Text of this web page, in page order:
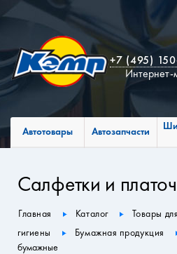
+7 (495)
Интернет-
Автотовары Автозапчасти
Салфетки и
Главная Каталог Товары
гигиены
Бумажная продукция
бумажные